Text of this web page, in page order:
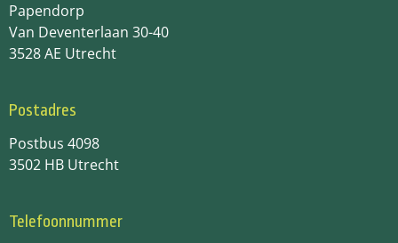
Papendorp
Van Deventerlaan 30-40
3528 AE Utrecht
Postadres
Postbus 4098
3502 HB Utrecht
Telefoonnummer